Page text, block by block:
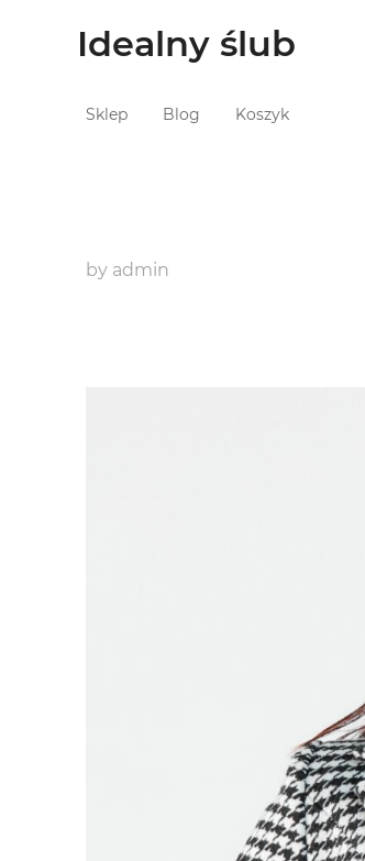
Idealny ślub
Sklep Blog Koszyk
by admin